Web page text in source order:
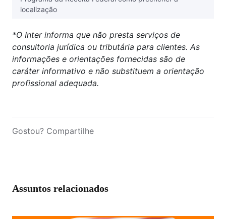
localização
*O Inter informa que não presta serviços de
consultoria jurídica ou tributária para clientes. As
informações e orientações fornecidas são de
caráter informativo e não substituem a orientação
profissional adequada.
Gostou? Compartilhe
Assuntos relacionados